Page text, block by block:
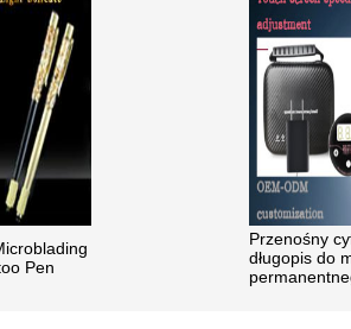
Pen
Przenośny
długopis do